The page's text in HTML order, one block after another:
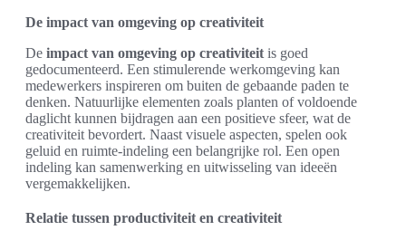
De impact van omgeving op creativiteit
De impact van omgeving op creativiteit is goed
gedocumenteerd. Een stimulerende werkomgeving kan
medewerkers inspireren om buiten de gebaande paden te
denken. Natuurlijke elementen zoals planten of voldoende
daglicht kunnen bijdragen aan een positieve sfeer, wat de
creativiteit bevordert. Naast visuele aspecten, spelen ook
geluid en ruimte-indeling een belangrijke rol. Een open
indeling kan samenwerking en uitwisseling van ideeën
vergemakkelijken.
Relatie tussen productiviteit en creativiteit